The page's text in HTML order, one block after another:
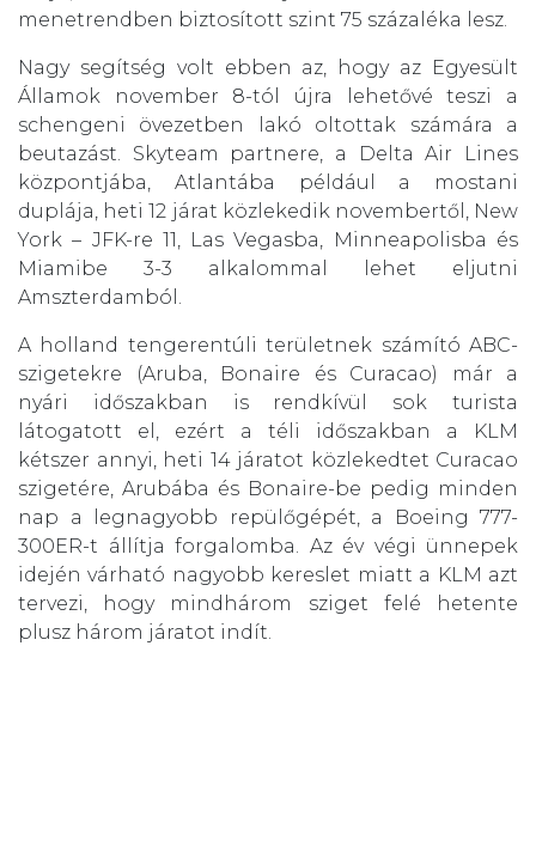
menetrendben biztosított szint 75 százaléka lesz.
Nagy segítség volt ebben az, hogy az Egyesült
Államok november 8-tól újra lehetővé teszi a
schengeni övezetben lakó oltottak számára a
beutazást. Skyteam partnere, a Delta Air Lines
központjába, Atlantába például a mostani
duplája, heti 12 járat közlekedik novembertől, New
York – JFK-re 11, Las Vegasba, Minneapolisba és
Miamibe 3-3 alkalommal lehet eljutni
Amszterdamból.
A holland tengerentúli területnek számító ABC-
szigetekre (Aruba, Bonaire és Curacao) már a
nyári időszakban is rendkívül sok turista
látogatott el, ezért a téli időszakban a KLM
kétszer annyi, heti 14 járatot közlekedtet Curacao
szigetére, Arubába és Bonaire-be pedig minden
nap a legnagyobb repülőgépét, a Boeing 777-
300ER-t állítja forgalomba. Az év végi ünnepek
idején várható nagyobb kereslet miatt a KLM azt
tervezi, hogy mindhárom sziget felé hetente
plusz három járatot indít.